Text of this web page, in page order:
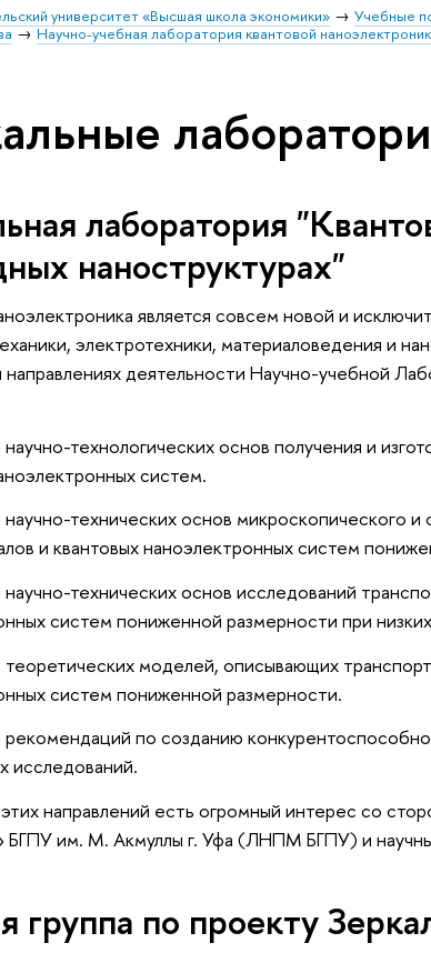
университет «Высшая школа экономики» Учебные
Научно-учебная лаборатория квантовой
лаборатория
наноструктурах"
является совсем новой и
электротехники, материаловедения и
направлениях деятельности Научно-учебной
научно-технологических основ получения и
систем.
научно-технических основ микроскопического и
и квантовых наноэлектронных систем
научно-технических основ исследований
систем пониженной размерности при
теоретических моделей, описывающих
систем пониженной размерности.
рекомендаций по созданию
исследований.
направлений есть огромный интерес со
БГПУ им. М. Акмуллы г. Уфа (ЛНПМ БГПУ) и
группа по проекту